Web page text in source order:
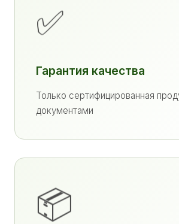
✅
Гарантия качества
Только сертифицированная
документами
📦